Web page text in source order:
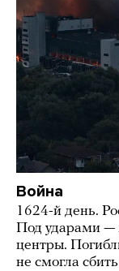
Война
1624-й день.
Под ударами —
центры.
не смогла